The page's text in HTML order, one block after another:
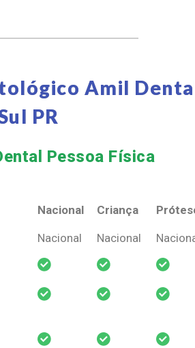
Amil
PR
Pessoa Física​
Nacional Criança
Nacional Criança
Nacional Nacional